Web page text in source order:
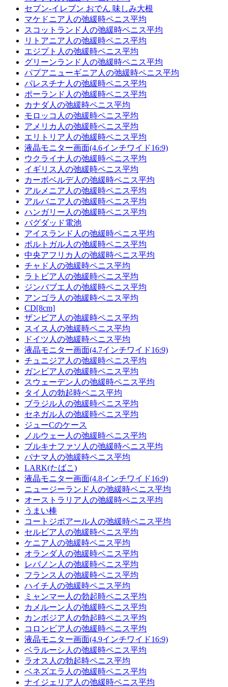
セブン-イレブン おでん 味しみ大根
マケドニア人の弛緩時ペニス平均
スコットランド人の弛緩時ペニス平均
リトアニア人の弛緩時ペニス平均
エジプト人の弛緩時ペニス平均
グリーンランド人の弛緩時ペニス平均
パプアニューギニア人の弛緩時ペニス平均
パレスチナ人の弛緩時ペニス平均
ポーランド人の弛緩時ペニス平均
カナダ人の弛緩時ペニス平均
モロッコ人の弛緩時ペニス平均
アメリカ人の弛緩時ペニス平均
エリトリア人の弛緩時ペニス平均
液晶モニター画面(4.6インチワイド16:9)
ウクライナ人の弛緩時ペニス平均
イギリス人の弛緩時ペニス平均
カーボベルデ人の弛緩時ペニス平均
アルメニア人の弛緩時ペニス平均
アルバニア人の弛緩時ペニス平均
ハンガリー人の弛緩時ペニス平均
バグダッド電池
アイスランド人の弛緩時ペニス平均
ポルトガル人の弛緩時ペニス平均
中央アフリカ人の弛緩時ペニス平均
チャド人の弛緩時ペニス平均
ラトビア人の弛緩時ペニス平均
ジンバブエ人の弛緩時ペニス平均
アンゴラ人の弛緩時ペニス平均
CD[8cm]
ザンビア人の弛緩時ペニス平均
スイス人の弛緩時ペニス平均
ドイツ人の弛緩時ペニス平均
液晶モニター画面(4.7インチワイド16:9)
チュニジア人の弛緩時ペニス平均
ガンビア人の弛緩時ペニス平均
スウェーデン人の弛緩時ペニス平均
タイ人の勃起時ペニス平均
ブラジル人の弛緩時ペニス平均
セネガル人の弛緩時ペニス平均
ジューCのケース
ノルウェー人の弛緩時ペニス平均
ブルキナファソ人の弛緩時ペニス平均
パナマ人の弛緩時ペニス平均
LARK(たばこ)
液晶モニター画面(4.8インチワイド16:9)
ニュージーランド人の弛緩時ペニス平均
オーストラリア人の弛緩時ペニス平均
うまい棒
コー​​トジボアール人の弛緩時ペニス平均
セルビア人の弛緩時ペニス平均
ケニア人の弛緩時ペニス平均
オランダ人の弛緩時ペニス平均
レバノン人の弛緩時ペニス平均
フランス人の弛緩時ペニス平均
ハイチ人の弛緩時ペニス平均
ミャンマー人の勃起時ペニス平均
カメルーン人の弛緩時ペニス平均
カンボジア人の勃起時ペニス平均
コロンビア人の弛緩時ペニス平均
液晶モニター画面(4.9インチワイド16:9)
ベラルーシ人の弛緩時ペニス平均
ラオス人の勃起時ペニス平均
ベネズエラ人の弛緩時ペニス平均
ナイジェリア人の弛緩時ペニス平均